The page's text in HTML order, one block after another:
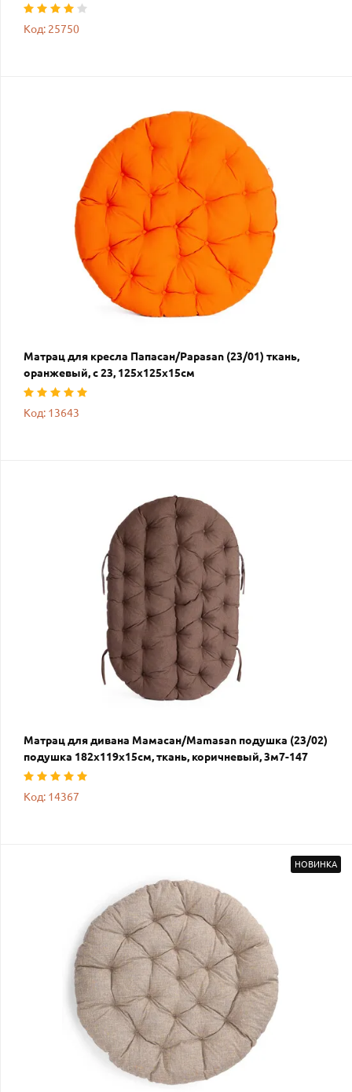
Код: 25750
Матрац для кресла Папасан/Papasan (23/01) ткань,
оранжевый, с 23, 125х125х15см
Код: 13643
Матрац для дивана Мамасан/Mamasan подушка (23/02)
подушка 182х119х15см, ткань, коричневый, 3м7-147
Код: 14367
НОВИНКА